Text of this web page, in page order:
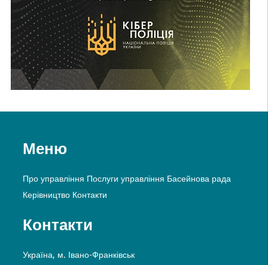
Меню
Про управління Послуги управління Басейнова рада
Керівництво Контакти
Контакти
Україна, м. Івано-Франківськ